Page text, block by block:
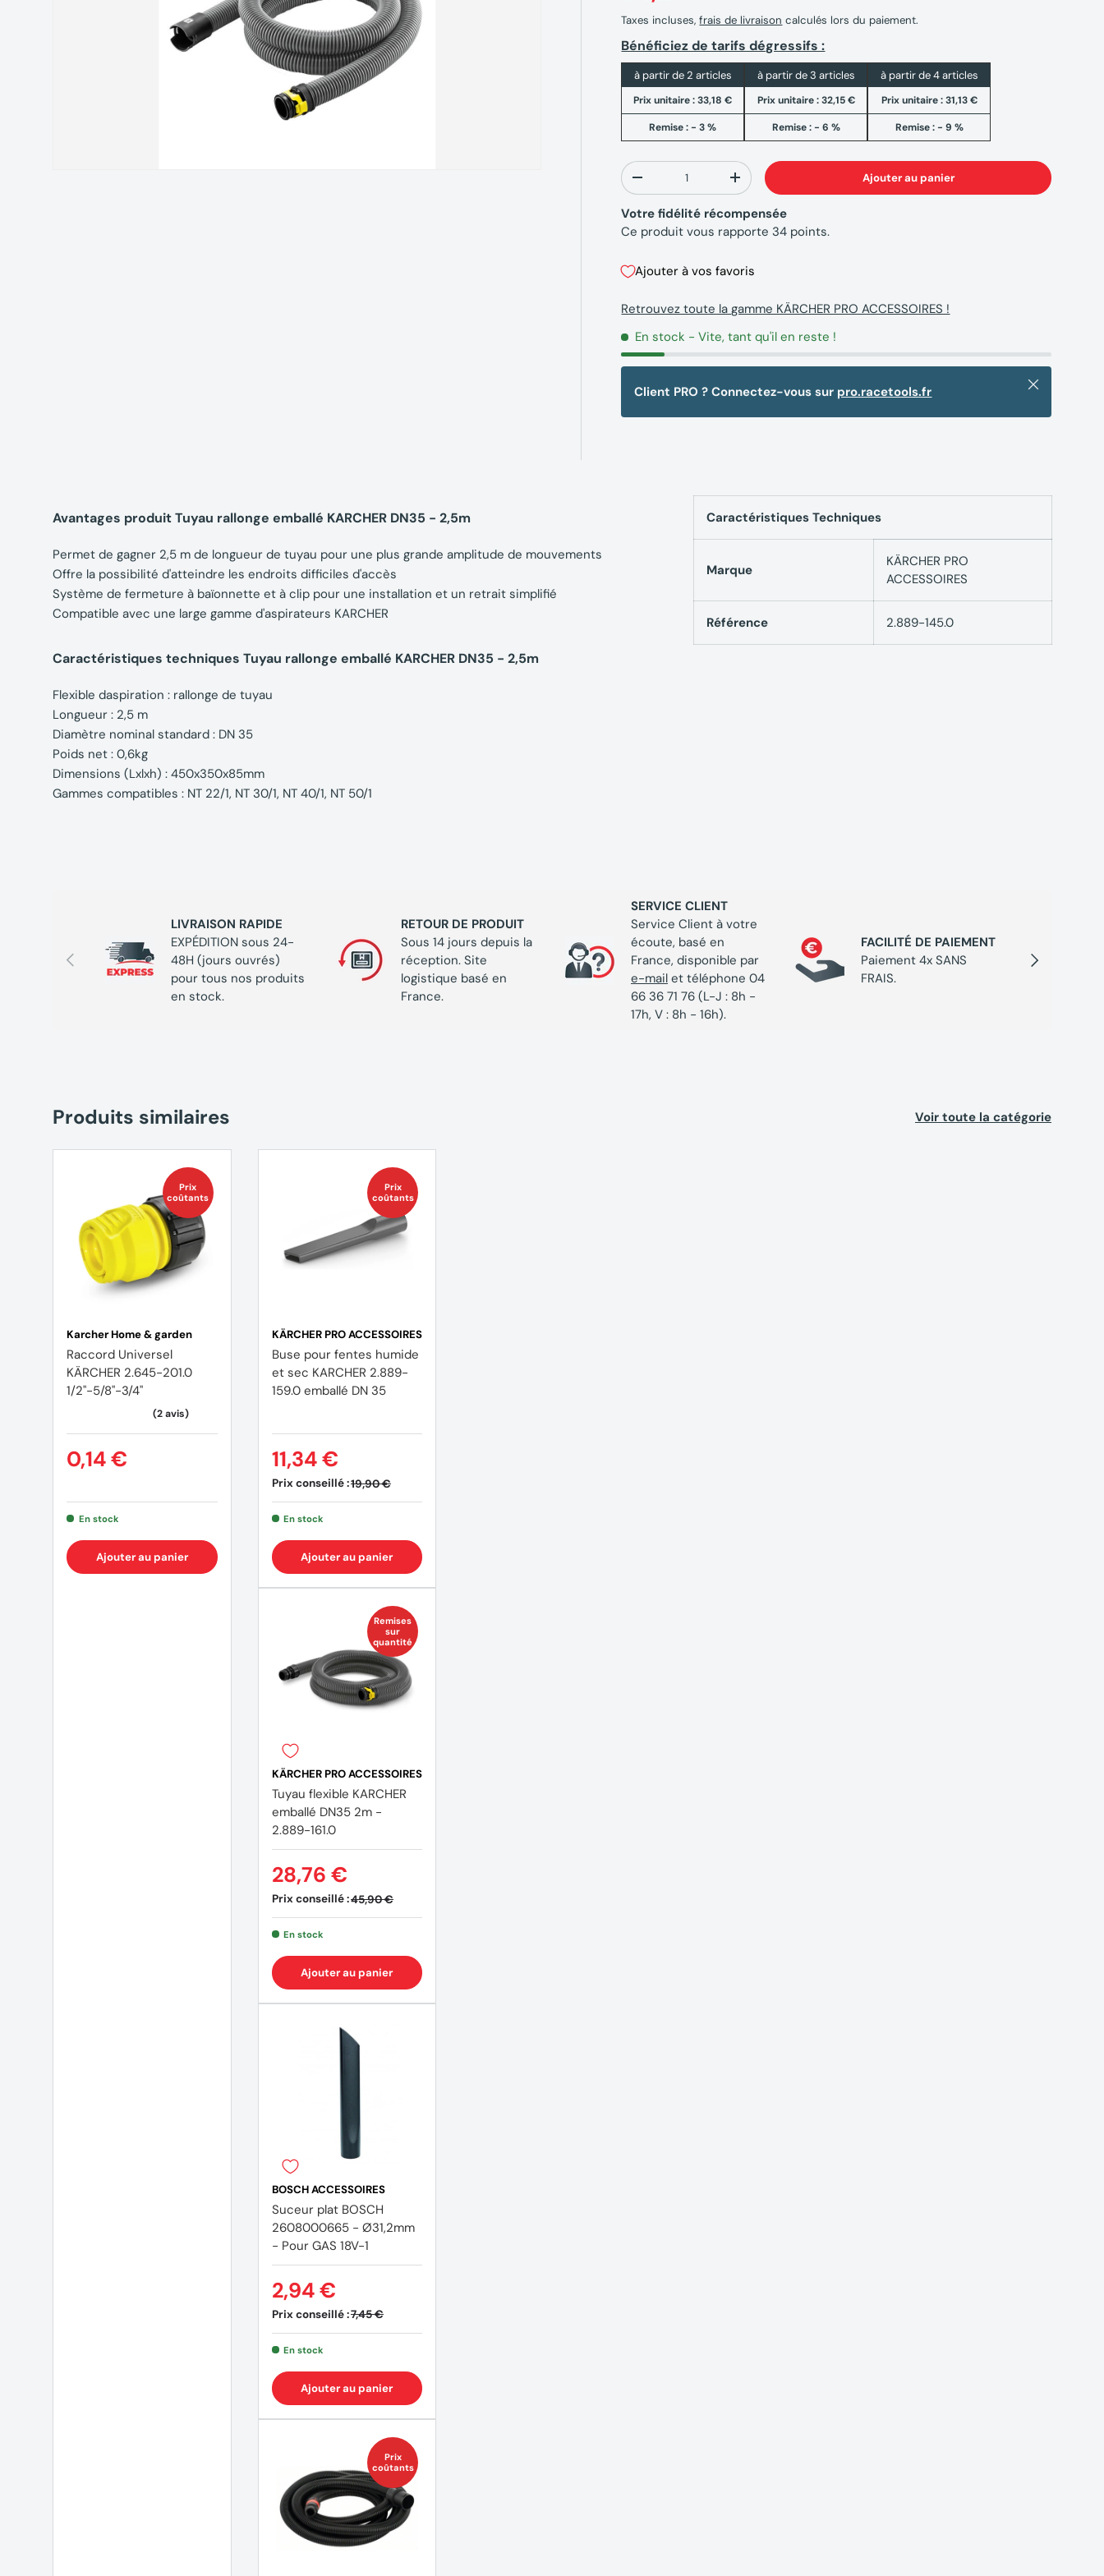
Taxes incluses,frais de livraison calculés lors du paiement.
Bénéficiez de tarifs dégressifs :
à partir de 2 articles
Prix unitaire :33,18 €
Remise : - 3 %
à partir de 3 articles
Prix unitaire :32,15 €
Remise : - 6 %
à partir de 4 articles
Prix unitaire :31,13 €
Remise : - 9 %
Qté
-
+ Ajouter au panier
Votre fidélité récompensée
Ce produit vous rapporte34 points.
Ajouter à vos favoris
Retrouvez toute la gamme KÄRCHER PRO ACCESSOIRES !
En stock - Vite, tant qu'il en reste !
Client PRO ? Connectez-vous sur pro.racetools.fr Fermer
Avantages produit Tuyau rallonge emballé KARCHER DN35 - 2,5m
Permet de gagner 2,5 m de longueur de tuyau pour une plus grande amplitude de mouvements
Offre la possibilité d'atteindre les endroits difficiles d'accès
Système de fermeture à baïonnette et à clip pour une installation et un retrait simplifié
Compatible avec une large gamme d'aspirateurs KARCHER
Caractéristiques techniques Tuyau rallonge emballé KARCHER DN35 - 2,5m
Flexible daspiration : rallonge de tuyau
Longueur : 2,5 m
Diamètre nominal standard : DN 35
Poids net : 0,6kg
Dimensions (Lxlxh) : 450x350x85mm
Gammes compatibles : NT 22/1, NT 30/1, NT 40/1, NT 50/1
Caractéristiques Techniques
Marque
KÄRCHER PRO
ACCESSOIRES
Référence 2.889-145.0
Précédent Suivant
LIVRAISON RAPIDE
EXPÉDITION sous 24-
48H (jours ouvrés)
pour tous nos produits
en stock.
RETOUR DE PRODUIT
Sous 14 jours depuis la
réception. Site
logistique basé en
France.
SERVICE CLIENT
Service Client à votre
écoute, basé en
France, disponible par
e-mail et téléphone 04
66 36 71 76 (L-J : 8h -
17h, V : 8h - 16h).
FACILITÉ DE PAIEMENT
Paiement 4x SANS
FRAIS.
Produits similaires Voir toute la catégorie
Prix
coûtants
Karcher Home & garden
Raccord Universel
KÄRCHER 2.645-201.0
1/2"-5/8"-3/4"
0,14 €
En stock
Ajouter au panier
Prix
coûtants
KÄRCHER PRO ACCESSOIRES
Buse pour fentes humide
et sec KARCHER 2.889-
159.0 emballé DN 35
Prix conseillé :19,90 €
11,34 €
En stock
Ajouter au panier
Remises
sur
quantité
KÄRCHER PRO ACCESSOIRES
Tuyau flexible KARCHER
emballé DN35 2m -
2.889-161.0
Prix conseillé :45,90 €
28,76 €
En stock
Ajouter au panier
BOSCH ACCESSOIRES
Suceur plat BOSCH
2608000665 - Ø31,2mm
- Pour GAS 18V-1
Prix conseillé :7,45 €
2,94 €
En stock
Ajouter au panier
Prix
coûtants